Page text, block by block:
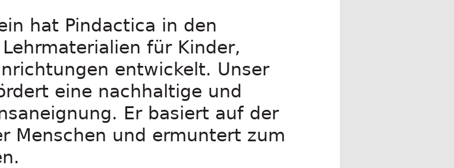
hat Pindactica in den
für Kinder,
entwickelt. Unser
eine nachhaltige und
Er basiert auf der
Menschen und ermuntert zum